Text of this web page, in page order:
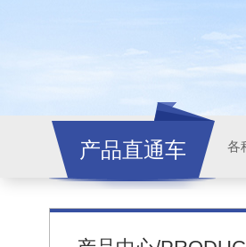
产品直通车 各